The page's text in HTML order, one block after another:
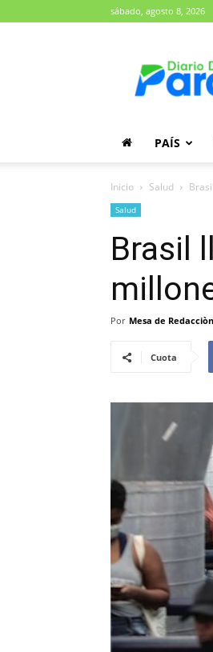
sábado, agosto 8, 2026
PAÍS
Inicio Salud
Salud
Brasil
Por Mesa de Redacciòn
Cuota